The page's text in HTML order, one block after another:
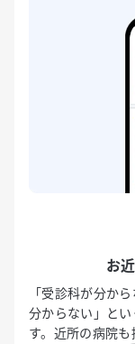
お
「受診科が分か
分からない」と
す。近所の病院も